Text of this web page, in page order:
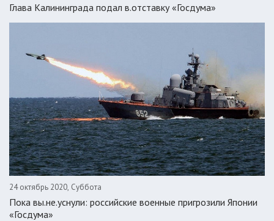
Глава Калининграда подал в.отставку «Госдума»
24 октябрь 2020, Суббота
Пока вы.не.уснули: российские военные пригрозили Японии
«Госдума»